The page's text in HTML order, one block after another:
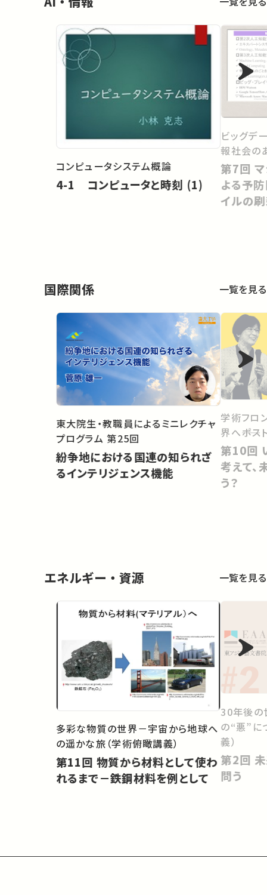
コンピュータシステム概論
4-1 コンピュータと時刻 (1)
ビッグデ
報社会の
第7回 マシンラーニングの活用に
よる予
イルの
国際関係 一覧を見る
東大院生・教職員によるミニレクチャ
プログラム 第25回
紛争地における国連の知られざ
るインテリジェンス機能
学術フロ
界へ――ポ
第10回 いま「東洋」と「近代」を
考えて、
う？
エネルギー・資源 一覧を見る
多彩な物質の世界－宇宙から地球へ
の遥かな旅（学術俯瞰講義）
第11回 物質から材料として使わ
れるまで－鉄鋼材料を例として
30年後
の“悪”に
義）
第2回 未来社会2050 ― 学問を
問う